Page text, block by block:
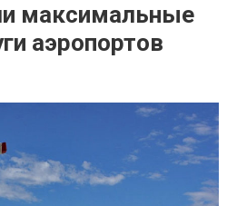
максимальные
аэропортов